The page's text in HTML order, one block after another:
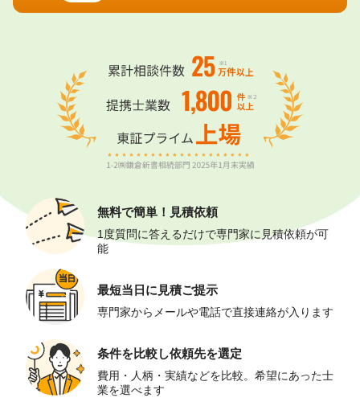
無料で簡単！ 見積依頼
1度質問に答えるだけで専門家に見積依頼が可
能
最短当日に 見積ご提示
専門家からメールや電話で直接連絡が入ります
条件を比較し依頼先を選定
費用・人柄・実績などを比較。希望にあった士
業を選べます